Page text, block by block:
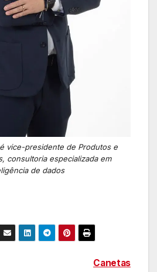
vice-presidente de Produtos e
consultoria especializada em
de dados
Canetas